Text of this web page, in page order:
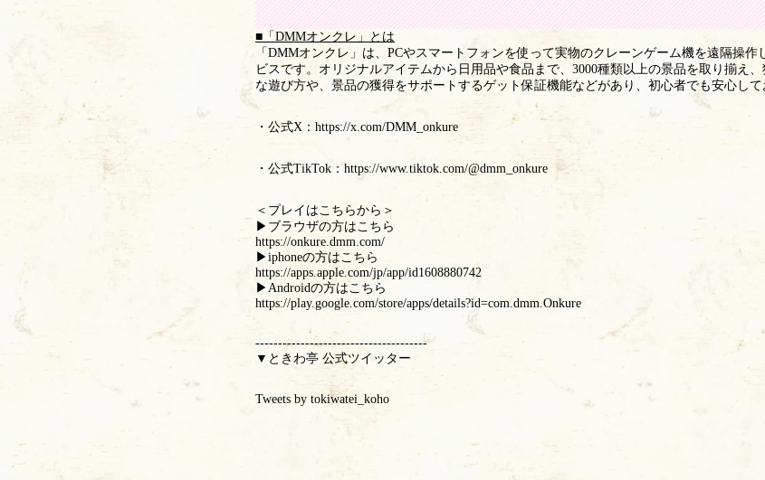
■「DMMオンクレ」とは
「DMMオンクレ」は、PCやスマートフォンを使って実物のクレーンゲーム機を遠隔操
ビスです。オリジナルアイテムから日用品や食品まで、3000種類以上の景品を取り揃え
な遊び方や、景品の獲得をサポートするゲット保証機能などがあり、初心者でも安心して
・公式X： https://x.com/DMM_onkure
・公式TikTok： https://www.tiktok.com/@dmm_onkure
＜プレイはこちらから＞
▶︎ブラウザの方はこちら
https://onkure.dmm.com/
▶︎iphoneの方はこちら
https://apps.apple.com/jp/app/id1608880742
▶︎Androidの方はこちら
https://play.google.com/store/apps/details?id=com.dmm.Onkure
--------------------------------------
▼ときわ亭 公式ツイッター
Tweets by tokiwatei_koho